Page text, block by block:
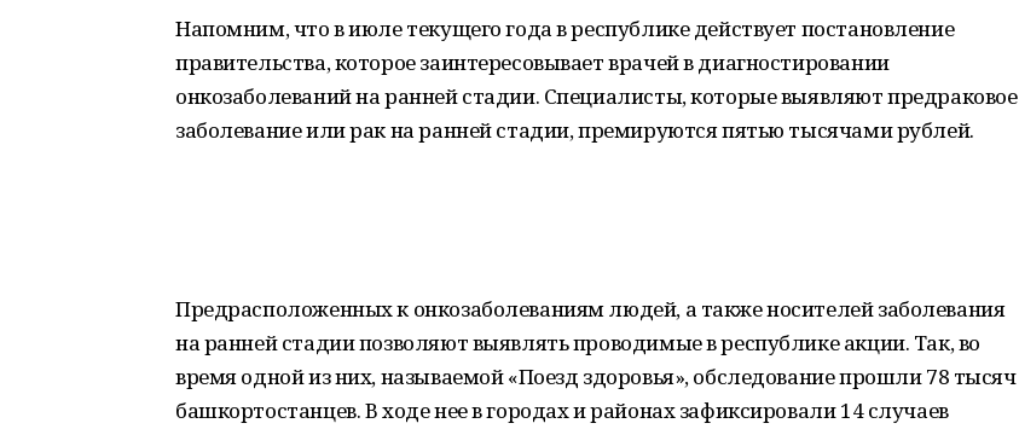
Напомним, что в июле текущего года в республике действует постановление
правительства, которое заинтересовывает врачей в диагностировании
онкозаболеваний на ранней стадии. Специалисты, которые выявляют предраковое
заболевание или рак на ранней стадии, премируются пятью тысячами рублей.
Предрасположенных к онкозаболеваниям людей, а также носителей заболевания
на ранней стадии позволяют выявлять проводимые в республике акции. Так, во
время одной из них, называемой «Поезд здоровья», обследование прошли 78 тысяч
башкортостанцев. В ходе нее в городах и районах зафиксировали 14 случаев